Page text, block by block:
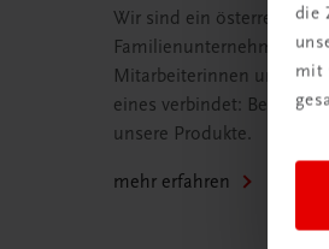
die
mit
Wir sind ein
Familienunternehmen mit
Mitarbeiterinnen und
eines verbindet:
unsere Produkte.
mehr erfahren